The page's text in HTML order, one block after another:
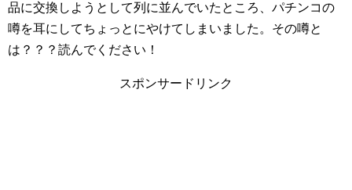
品に交換しようとして列に並んでいたところ、パチンコの
噂を耳にしてちょっとにやけてしまいました。その噂と
は？？？読んでください！
スポンサードリンク